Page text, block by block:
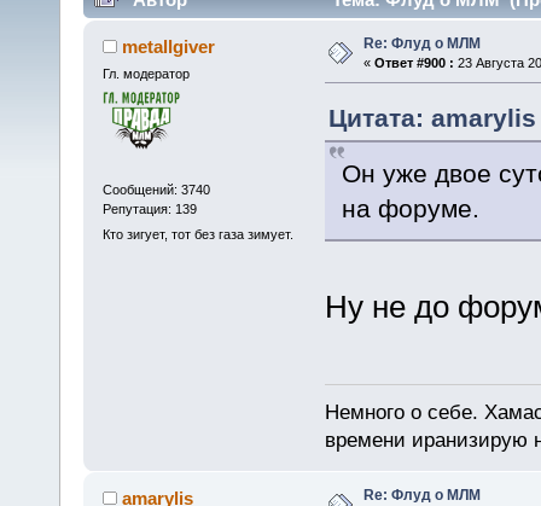
metallgiver
Гл. модератор
Сообщений: 3740
Репутация: 139
Кто зигует, тот без газа зимует.
Re: Флуд о МЛМ
« Ответ #900 : 23 Августа
Цитата: amarylis
Он уже двое
на форуме.
Ну не до
Немного о себе.
времени иранизирую
amarylis Re: Флуд о МЛМ